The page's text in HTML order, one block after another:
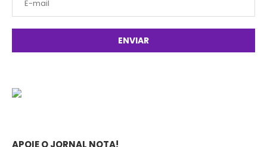
APOIE O JORNAL NOTA!